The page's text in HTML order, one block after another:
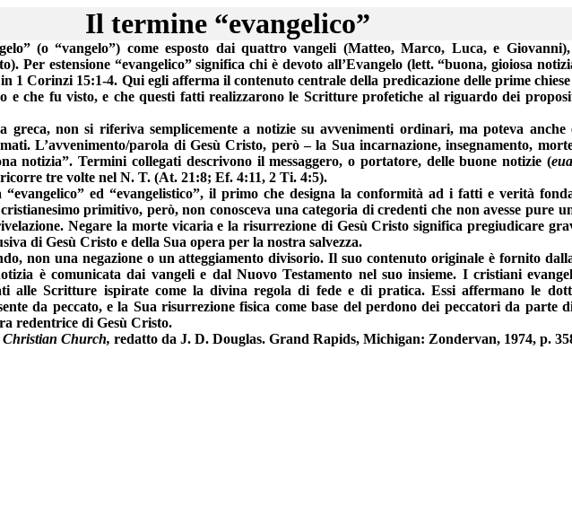
Il termine “evangelico”
(o “vangelo”) comeesposto dai quattro vangeli (Matteo, Marco, Luca, e
Per estensione “evangelico” significa chi è devoto all’Evangelo (lett. “buona, gioiosa
1 Corinzi 15:1-4. Qui egli afferma il contenuto centrale della predicazione delle prime
e che fu visto, e che questi fatti realizzarono le Scritture profetiche al riguardo dei
greca, non si riferiva semplicemente a notizie su avvenimenti ordinari, ma poteva
L’avvenimento/parola di Gesù Cristo, però – la Sua incarnazione, insegnamento,
notizia”. Termini collegati descrivono il messaggero, o portatore, delle buone notizie (
tre volte nel N. T. (At. 21:8; Ef. 4:11, 2 Ti. 4:5).
ed “evangelistico”, il primo che designa la conformità ad i fatti e verità
primitivo, però, non conosceva una categoria di credenti che nonavesse pure
Negare la morte vicaria e la risurrezione di Gesù Cristo significa pregiudicare
di Gesù Cristo e della Sua opera per la nostra salvezza.
, non una negazione o un atteggiamento divisorio. Il suo contenuto originale è fornito
è comunicata dai vangeli e dal Nuovo Testamento nel suo insieme. I cristiani
alle Scritture ispirate come la divina regola di fede e di pratica. Essi affermano le
da peccato, e la Sua risurrezione fisica come base del perdono dei peccatori da parte
redentrice di Gesù Cristo.
Church, redatto da J. D. Douglas. Grand Rapids, Michigan: Zondervan, 1974, p.